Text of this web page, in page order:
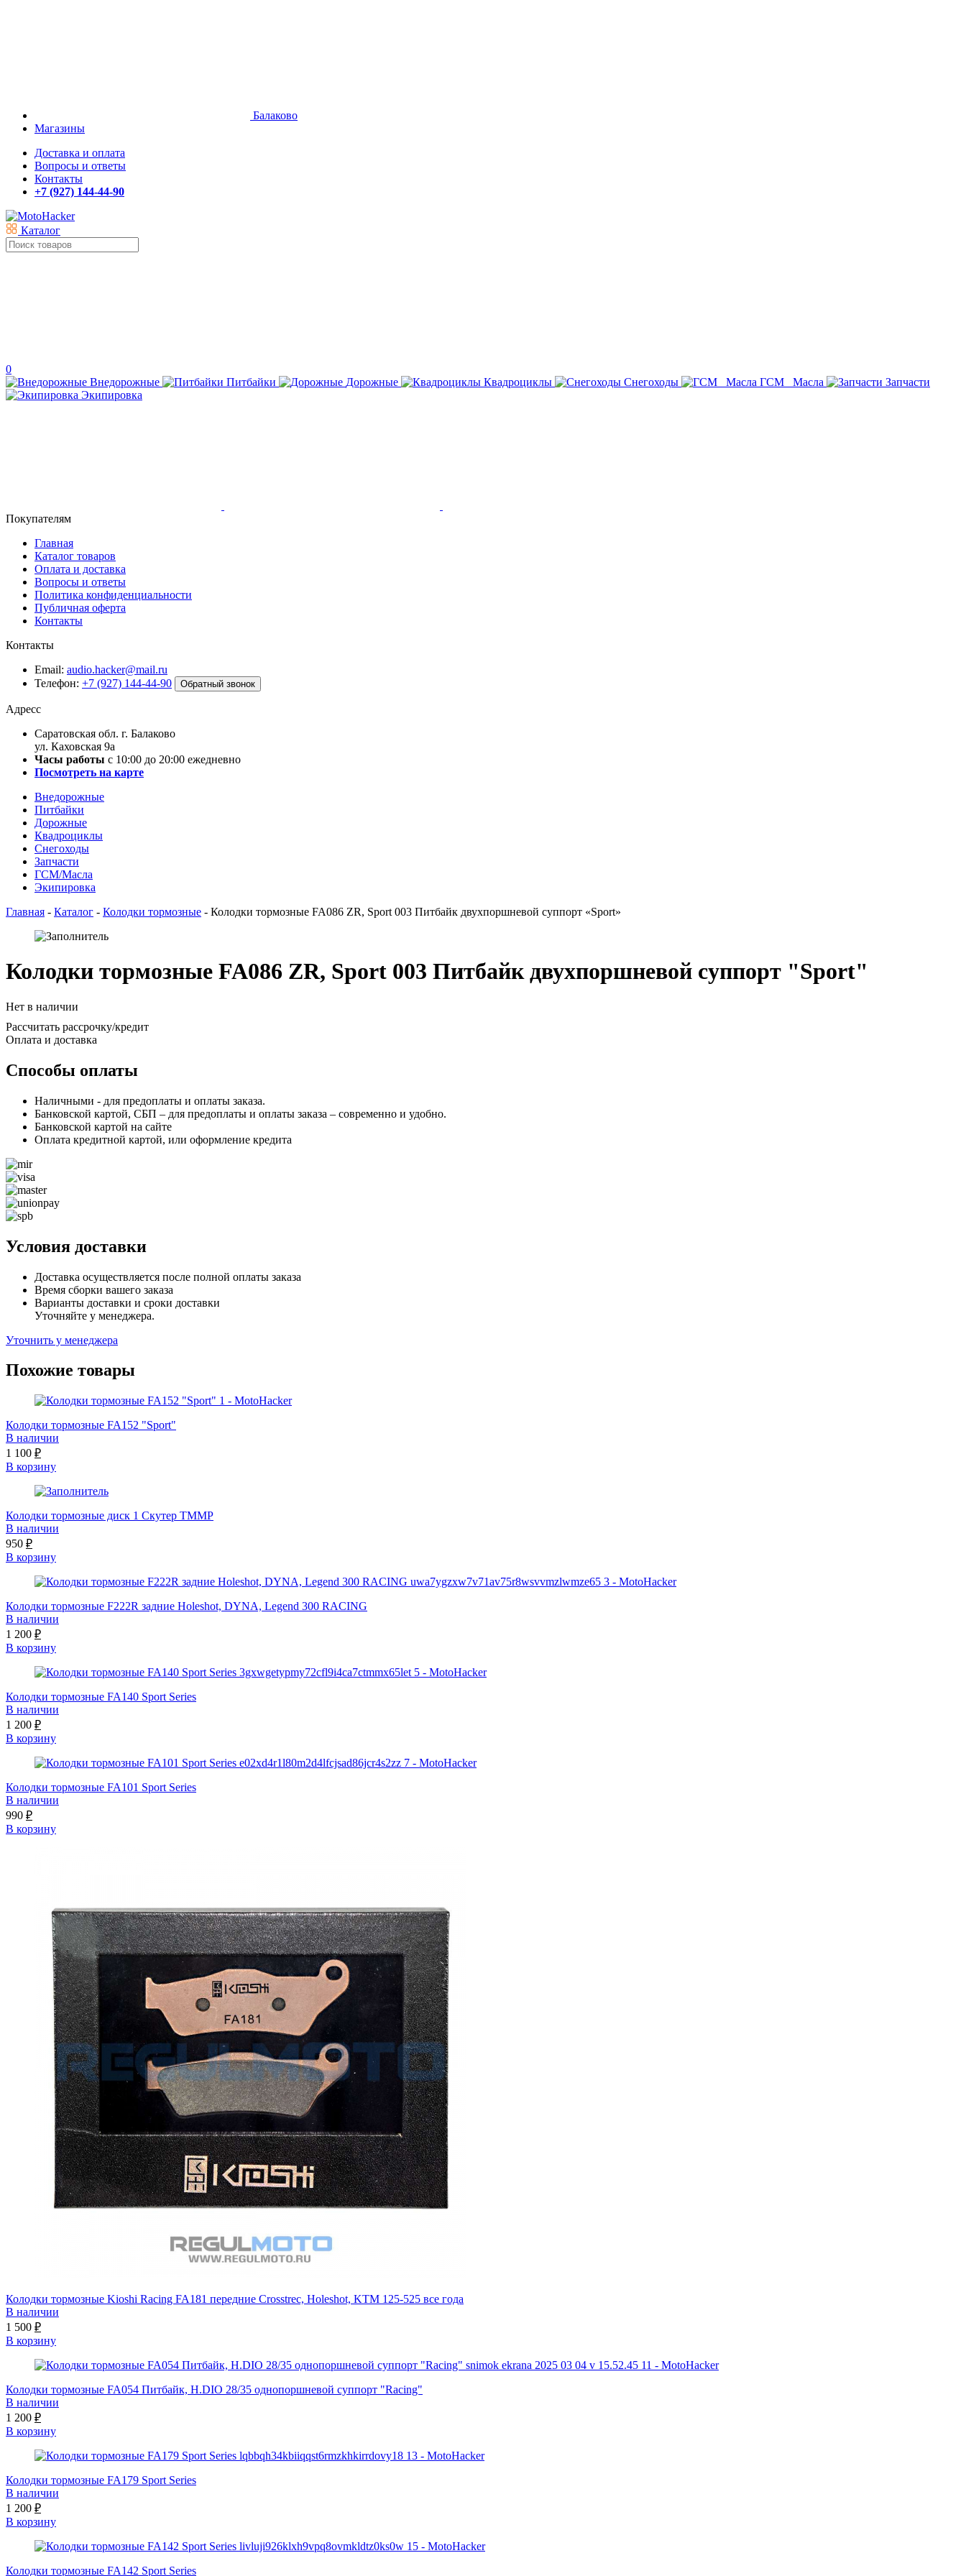
Балаково
Магазины
Доставка и оплата
Вопросы и ответы
Контакты
+7 (927) 144-44-90
Каталог
0
Внедорожные
Питбайки Дорожные Квадроциклы Снегоходы ГСМ _Масла
Запчасти
Экипировка
Покупателям
Главная
Каталог товаров
Оплата и доставка
Вопросы и ответы
Политика конфиденциальности
Публичная оферта
Контакты
Контакты
Email: audio.hacker@mail.ru
Телефон: +7 (927) 144-44-90 Обратный звонок
Адресс
Саратовская обл. г. Балаково
ул. Каховская 9а
Часы работы с 10:00 до 20:00 ежедневно
Посмотреть на карте
Внедорожные
Питбайки
Дорожные
Квадроциклы
Снегоходы
Запчасти
ГСМ/Масла
Экипировка
Главная - Каталог - Колодки тормозные - Колодки тормозные FA086 ZR, Sport 003 Питбайк двухпоршневой суппорт «Sport»
Колодки тормозные FA086 ZR, Sport 003 Питбайк двухпоршневой суппорт "Sport"
Нет в наличии
Рассчитать рассрочку/кредит
Оплата и доставка
Способы оплаты
Наличными - для предоплаты и оплаты заказа.
Банковской картой, СБП – для предоплаты и оплаты заказа – современно и удобно.
Банковской картой на сайте
Оплата кредитной картой, или оформление кредита
Условия доставки
Доставка осуществляется после полной оплаты заказа
Время сборки вашего заказа
Варианты доставки и сроки доставки
Уточняйте у менеджера.
Уточнить у менеджера
Похожие товары
Колодки тормозные FA152 "Sport"
В наличии
1 100 ₽
В корзину
Колодки тормозные диск 1 Скутер TMMP
В наличии
950 ₽
В корзину
Колодки тормозные F222R задние Holeshot, DYNA, Legend 300 RACING
В наличии
1 200 ₽
В корзину
Колодки тормозные FA140 Sport Series
В наличии
1 200 ₽
В корзину
Колодки тормозные FA101 Sport Series
В наличии
990 ₽
В корзину
Колодки тормозные Kioshi Racing FA181 передние Crosstrec, Holeshot, KTM 125-525 все года
В наличии
1 500 ₽
В корзину
Колодки тормозные FA054 Питбайк, H.DIO 28/35 однопоршневой суппорт "Racing"
В наличии
1 200 ₽
В корзину
Колодки тормозные FA179 Sport Series
В наличии
1 200 ₽
В корзину
Колодки тормозные FA142 Sport Series